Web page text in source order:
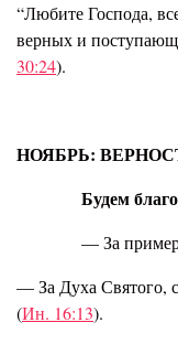
“Любите Господа,
верных и
30:24).
НОЯБРЬ:
Будем
— За
— За Духа Святого,
(Ин. 16:13).